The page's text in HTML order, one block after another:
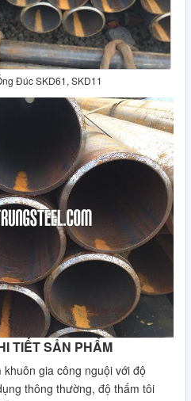
Đúc SKD61, SKD11
TIẾT SẢN PHẨM
khuôn gia công nguội với độ
thông thường, độ thấm tôi